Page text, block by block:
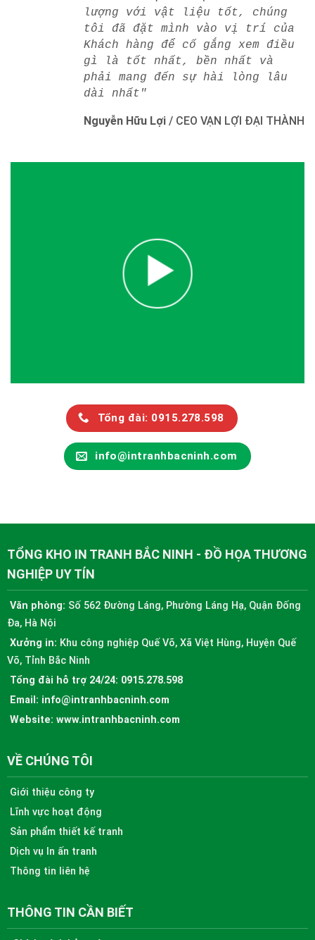
lượng với vật liệu tốt, chúng
tôi đã đặt mình vào vị trí của
Khách hàng để cố gắng xem điều
gì là tốt nhất, bền nhất và
phải mang đến sự hài lòng lâu
dài nhất"
Nguyễn Hữu Lợi / CEO VẠN LỢI ĐẠI THÀNH
Tổng đài: 0915.278.598
info@intranhbacninh.com
TỔNG KHO IN TRANH BẮC NINH - ĐỒ HỌA THƯƠNG
NGHIỆP UY TÍN
Văn phòng: Số 562 Đường Láng, Phường Láng Hạ, Quận Đống
Đa, Hà Nội
Xưởng in: Khu công nghiệp Quế Võ, Xã Việt Hùng, Huyện Quế
Võ, Tỉnh Bắc Ninh
Tổng đài hỗ trợ 24/24: 0915.278.598
Email: info@intranhbacninh.com
Website: www.intranhbacninh.com
VỀ CHÚNG TÔI
Giới thiệu công ty
Lĩnh vực hoạt động
Sản phẩm thiết kế tranh
Dịch vụ In ấn tranh
Thông tin liên hệ
THÔNG TIN CẦN BIẾT